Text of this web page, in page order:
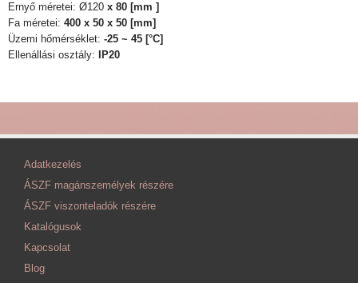
Ernyő méretei: Ø120 x 80 [mm ]
Fa méretei: 400 x 50 x 50 [mm]
Üzemi hőmérséklet: -25 ~ 45 [°C]
Ellenállási osztály:
IP20
Adatkezelés
ÁSZF magánszemélyek részére
ÁSZF viszonteladók részére
Katalógusok
Kapcsolat
Blog